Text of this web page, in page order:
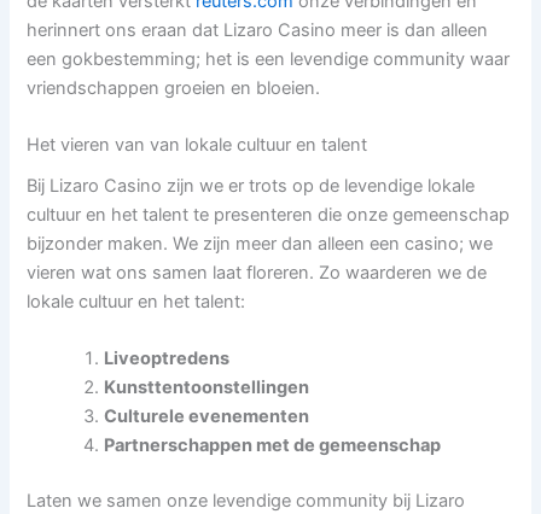
herinnert ons eraan dat Lizaro Casino meer is dan alleen
een gokbestemming; het is een levendige community waar
vriendschappen groeien en bloeien.
Het vieren van van lokale cultuur en talent
Bij Lizaro Casino zijn we er trots op de levendige lokale
cultuur en het talent te presenteren die onze gemeenschap
bijzonder maken. We zijn meer dan alleen een casino; we
vieren wat ons samen laat floreren. Zo waarderen we de
lokale cultuur en het talent:
Liveoptredens
Kunsttentoonstellingen
Culturele evenementen
Partnerschappen met de gemeenschap
Laten we samen onze levendige community bij Lizaro